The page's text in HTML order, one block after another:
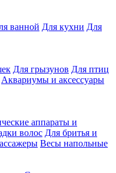
ванной Для кухни Для
Для грызунов Для птиц
Аквариумы и аксессуары
аппараты и
волос Для бритья и
Весы напольные